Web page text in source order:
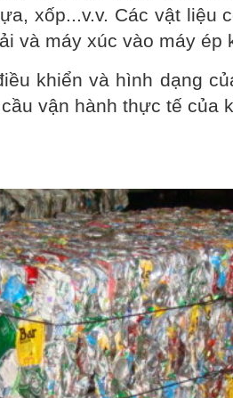
xốp...v.v. Các vật liệu
và máy xúc vào máy ép
khiển và hình dạng
vận hành thực tế của